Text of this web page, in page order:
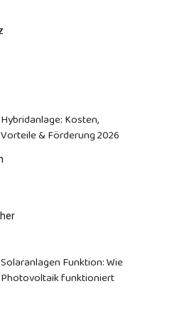
Hybridanlage: Kosten,
Vorteile & Förderung 2026
Solaranlagen Funktion: Wie
Photovoltaik funktioniert